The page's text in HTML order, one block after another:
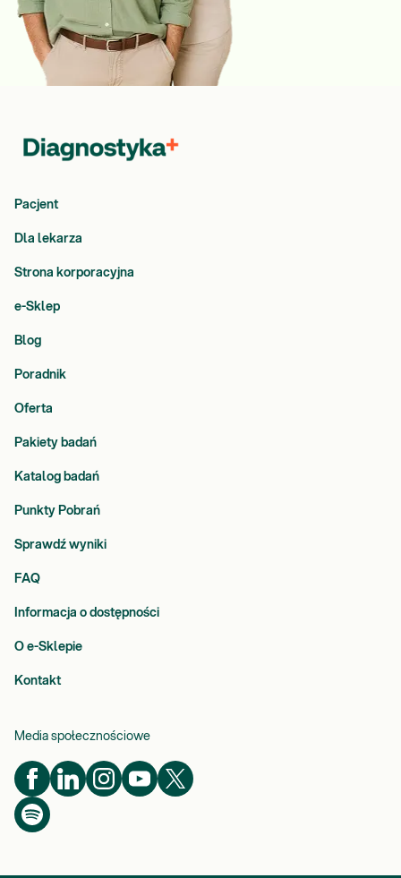
Pacjent
Dla lekarza
Strona korporacyjna
e-Sklep
Blog
Poradnik
Oferta
Pakiety badań
Katalog badań
Punkty Pobrań
Sprawdź wyniki
FAQ
Informacja o dostępności
O e-Sklepie
Kontakt
Media społecznościowe